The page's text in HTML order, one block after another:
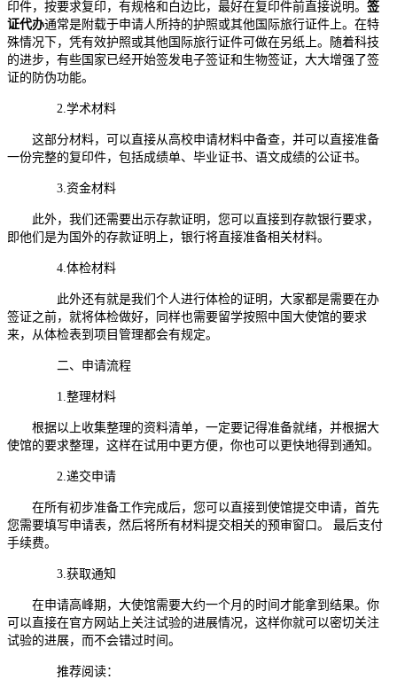
印件，按要求复印，有规格和白边比，最好在复印件前直接说明。 签
证代办通常是附载于申请人所持的护照或其他国际旅行证件上。在特
殊情况下，凭有效护照或其他国际旅行证件可做在另纸上。随着科技
的进步，有些国家已经开始签发电子签证和生物签证，大大增强了签
证的防伪功能。
2.学术材料
这部分材料，可以直接从高校申请材料中备查，并可以直接准备
一份完整的复印件，包括成绩单、毕业证书、语文成绩的公证书。
3.资金材料
此外，我们还需要出示存款证明，您可以直接到存款银行要求，
即他们是为国外的存款证明上，银行将直接准备相关材料。
4.体检材料
此外还有就是我们个人进行体检的证明，大家都是需要在办
签证之前，就将体检做好，同样也需要留学按照中国大使馆的要求
来，从体检表到项目管理都会有规定。
二、申请流程
1.整理材料
根据以上收集整理的资料清单，一定要记得准备就绪，并根据大
使馆的要求整理，这样在试用中更方便，你也可以更快地得到通知。
2.递交申请
在所有初步准备工作完成后，您可以直接到使馆提交申请，首先
您需要填写申请表，然后将所有材料提交相关的预审窗口。 最后支付
手续费。
3.获取通知
在申请高峰期，大使馆需要大约一个月的时间才能拿到结果。你
可以直接在官方网站上关注试验的进展情况，这样你就可以密切关注
试验的进展，而不会错过时间。
推荐阅读：